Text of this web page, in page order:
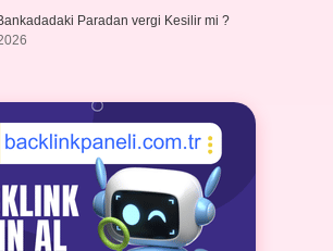
Paradan vergi Kesilir mi ?